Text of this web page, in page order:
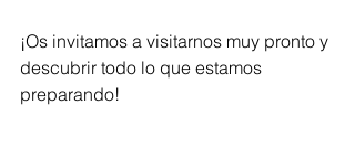
¡Os invitamos a visitarnos muy pronto y
descubrir todo lo que estamos
preparando!